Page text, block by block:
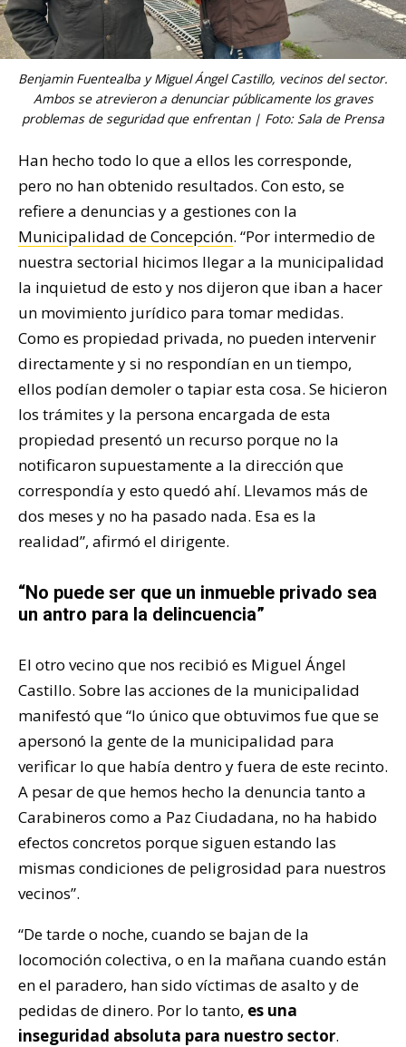
Benjamin Fuentealba y Miguel Ángel Castillo, vecinos del sector.
Ambos se atrevieron a denunciar públicamente los graves
problemas de seguridad que enfrentan | Foto: Sala de Prensa
Han hecho todo lo que a ellos les corresponde,
pero no han obtenido resultados. Con esto, se
refiere a denuncias y a gestiones con la
Municipalidad de Concepción. “Por intermedio de
nuestra sectorial hicimos llegar a la municipalidad
la inquietud de esto y nos dijeron que iban a hacer
un movimiento jurídico para tomar medidas.
Como es propiedad privada, no pueden intervenir
directamente y si no respondían en un tiempo,
ellos podían demoler o tapiar esta cosa. Se hicieron
los trámites y la persona encargada de esta
propiedad presentó un recurso porque no la
notificaron supuestamente a la dirección que
correspondía y esto quedó ahí. Llevamos más de
dos meses y no ha pasado nada. Esa es la
realidad”, afirmó el dirigente.
“No puede ser que un inmueble privado sea
un antro para la delincuencia”
El otro vecino que nos recibió es Miguel Ángel
Castillo. Sobre las acciones de la municipalidad
manifestó que “lo único que obtuvimos fue que se
apersonó la gente de la municipalidad para
verificar lo que había dentro y fuera de este recinto.
A pesar de que hemos hecho la denuncia tanto a
Carabineros como a Paz Ciudadana, no ha habido
efectos concretos porque siguen estando las
mismas condiciones de peligrosidad para nuestros
vecinos”.
“De tarde o noche, cuando se bajan de la
locomoción colectiva, o en la mañana cuando están
en el paradero, han sido víctimas de asalto y de
pedidas de dinero. Por lo tanto, es una
inseguridad absoluta para nuestro sector.